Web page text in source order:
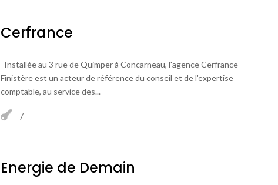
Cerfrance
Installée au 3 rue de Quimper à Concarneau, l'agence Cerfrance
Finistère est un acteur de référence du conseil et de l'expertise
comptable, au service des...
Energie de Demain